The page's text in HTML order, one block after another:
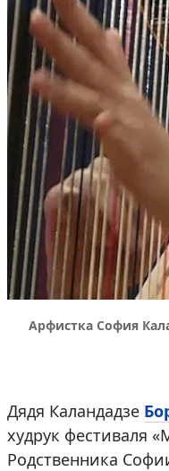
Арфистка София
Дядя Каландадзе
худрук фестиваля
Родственника